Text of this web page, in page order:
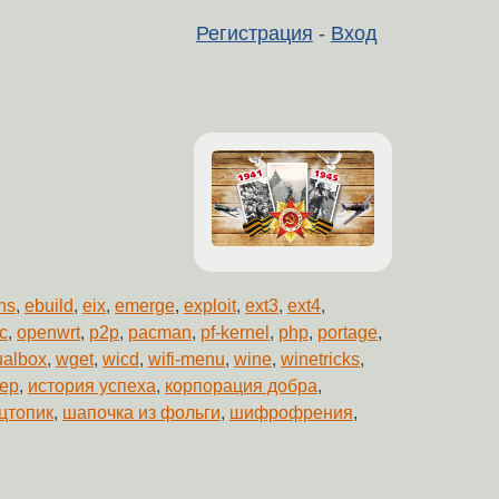
Регистрация - Вход
, ebuild, eix, emerge, exploit, ext3, ext4,
, openwrt, p2p, pacman, pf-kernel , php, portage,
, wget, wicd, wifi-menu, wine, winetricks,
, история успеха, корпорация добра,
, шапочка из фольги, шифрофрения,